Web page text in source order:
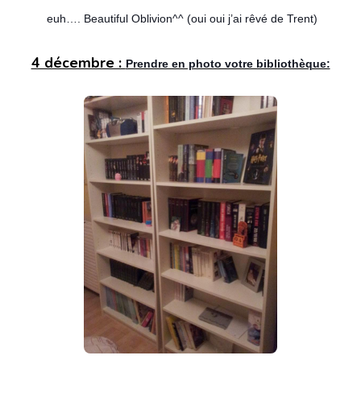
euh…. Beautiful Oblivion^^ (oui oui j’ai rêvé de Trent)
4 décembre : Prendre en photo votre bibliothèque: